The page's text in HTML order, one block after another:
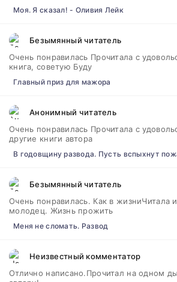
Моя. Я сказал! - Оливия Лейк
Безымянный читатель
Очень понравилась Прочитала с
книга, советую Буду
Главный приз для мажора
Анонимный читатель
Очень понравилась Прочитала с
другие книги автора
В годовщину развода. Пусть вспыхнут
Безымянный читатель
Очень понравилась. Как в жизниЧитала
молодец. Жизнь прожить
Меня не сломать. Развод
Неизвестный комментатор
Отлично написано.Прочитал на одном